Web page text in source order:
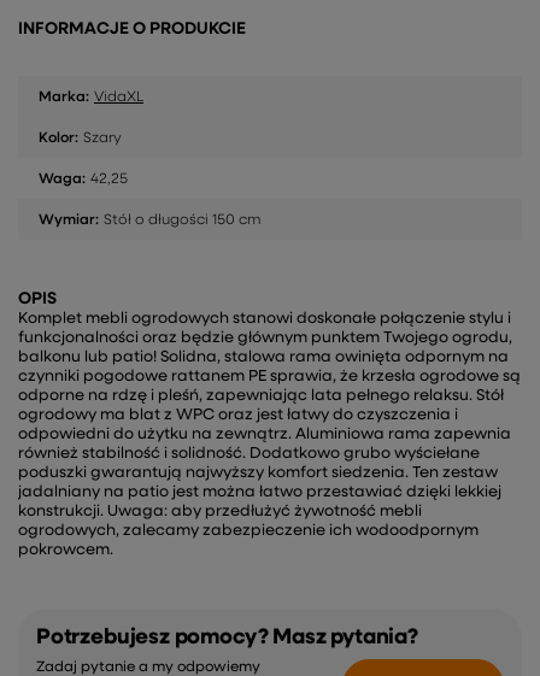
INFORMACJE O PRODUKCIE
Marka: VidaXL
Kolor: Szary
Waga: 42,25
Wymiar: Stół o długości 150 cm
OPIS
Komplet mebli ogrodowych stanowi doskonałe połączenie stylu i
funkcjonalności oraz będzie głównym punktem Twojego ogrodu,
balkonu lub patio! Solidna, stalowa rama owinięta odpornym na
czynniki pogodowe rattanem PE sprawia, że krzesła ogrodowe są
odporne na rdzę i pleśń, zapewniając lata pełnego relaksu. Stół
ogrodowy ma blat z WPC oraz jest łatwy do czyszczenia i
odpowiedni do użytku na zewnątrz. Aluminiowa rama zapewnia
również stabilność i solidność. Dodatkowo grubo wyściełane
poduszki gwarantują najwyższy komfort siedzenia. Ten zestaw
jadalniany na patio jest można łatwo przestawiać dzięki lekkiej
konstrukcji. Uwaga: aby przedłużyć żywotność mebli
ogrodowych, zalecamy zabezpieczenie ich wodoodpornym
pokrowcem.
Potrzebujesz pomocy? Masz pytania?
Zadaj pytanie a my odpowiemy